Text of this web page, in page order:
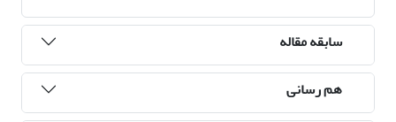
سابقه مقاله
هم رسانی